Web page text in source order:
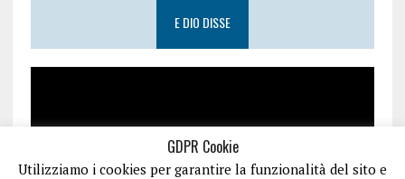
E DIO DISSE
GDPR Cookie
Utilizziamo i cookies per garantire la funzionalità del sito e